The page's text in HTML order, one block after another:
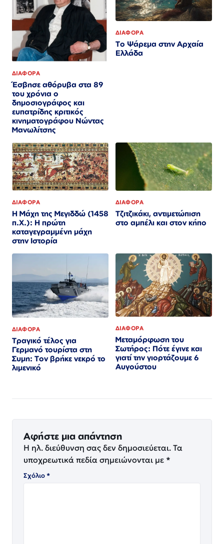
ΔΙΑΦΟΡΑ
Έσβησε αθόρυβα στα 89
του χρόνια ο
δημοσιογράφος και
ευπατρίδης κριτικός
κινηματογράφου Νώντας
Μανωλίτσης
ΔΙΑΦΟΡΑ
Το Ψάρεμα στην Αρχαία
Ελλάδα
ΔΙΑΦΟΡΑ
Η Μάχη της Μεγιδδώ (1458
π.Χ.): Η πρώτη
καταγεγραμμένη μάχη
στην Ιστορία
ΔΙΑΦΟΡΑ
Τζιτζικάκι, αντιμετώπιση
στο αμπέλι και στον κήπο
ΔΙΑΦΟΡΑ
Τραγικό τέλος για
Γερμανό τουρίστα στη
Συμη: Τον βρήκε νεκρό το
λιμενικό
ΔΙΑΦΟΡΑ
Μεταμόρφωση του
Σωτήρος: Πότε έγινε και
γιατί την γιορτάζουμε 6
Αυγούστου
Αφήστε μια απάντηση
Η ηλ. διεύθυνση σας δεν δημοσιεύεται. Τα
υποχρεωτικά πεδία σημειώνονται με *
Σχόλιο*